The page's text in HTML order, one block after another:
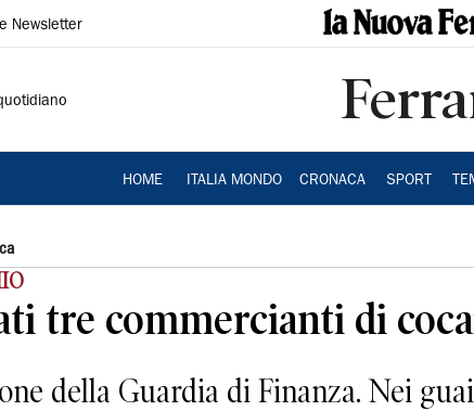
Newsletter
HOME ITALIA MONDO CRONACA SPORT
tre commercianti di
della Guardia di Finanza. Nei